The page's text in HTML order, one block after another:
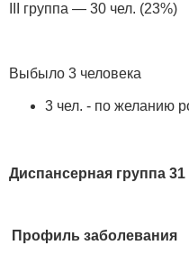
III группа — 30 чел. (23%)
Выбыло 3 человека
3 чел. - по желанию
Диспансерная группа 31
Профиль заболевания